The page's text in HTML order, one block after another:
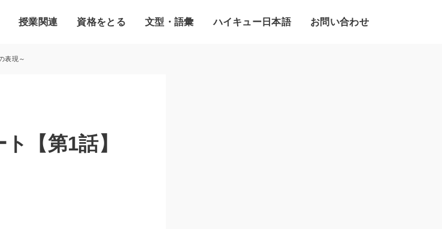
授業関連 資格をとる 文型・語彙 ハイキュー日本語 お問い合わせ
表現～
【第1話】